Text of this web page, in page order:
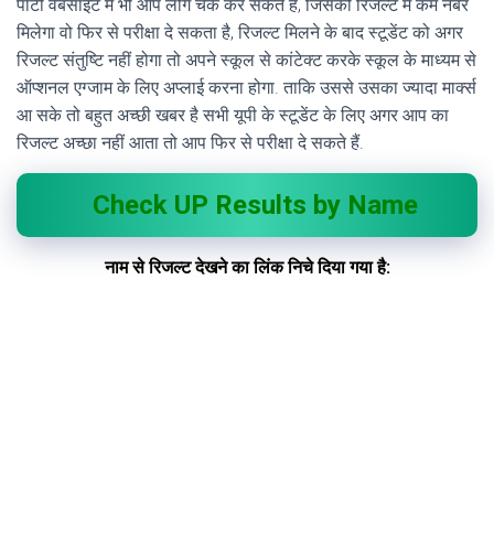
पार्टी वेबसाइट में भी आप लोग चेक कर सकते हैं, जिसको रिजल्ट में कम नंबर
मिलेगा वो फिर से परीक्षा दे सकता है, रिजल्ट मिलने के बाद स्टूडेंट को अगर
रिजल्ट संतुष्टि नहीं होगा तो अपने स्कूल से कांटेक्ट करके स्कूल के माध्यम से
ऑप्शनल एग्जाम के लिए अप्लाई करना होगा. ताकि उससे उसका ज्यादा मार्क्स
आ सके तो बहुत अच्छी खबर है सभी यूपी के स्टूडेंट के लिए अगर आप का
रिजल्ट अच्छा नहीं आता तो आप फिर से परीक्षा दे सकते हैं.
Check UP Results by Name
नाम से रिजल्ट देखने का लिंक निचे दिया गया है: